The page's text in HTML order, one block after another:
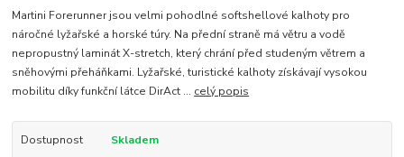
Martini Forerunner jsou velmi pohodlné softshellové kalhoty pro
náročné lyžařské a horské túry. Na přední straně má větru a vodě
nepropustný laminát X-stretch, který chrání před studeným větrem a
sněhovými přeháňkami. Lyžařské, turistické kalhoty získávají vysokou
mobilitu díky funkční látce DirAct ... celý popis
Dostupnost
Skladem